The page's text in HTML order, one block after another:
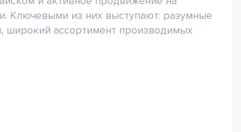
Ключевыми из них выступают: разумные
широкий ассортимент производимых